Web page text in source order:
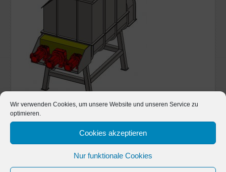
Wir verwenden Cookies, um unsere Website und unseren Service zu
optimieren.
Cookies akzeptieren
Nur funktionale Cookies